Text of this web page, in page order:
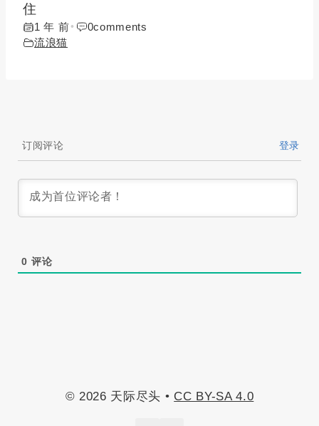
住
1 年 前 • 0comments
流浪猫
订阅评论 登录
0 评论
© 2026 天际尽头 • CC BY-SA 4.0